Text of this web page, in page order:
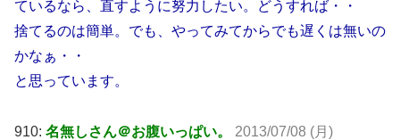
ているなら、直すように努力したい。どうすれば・・
捨てるのは簡単。でも、やってみてからでも遅くは無いの
かなぁ・・
と思っています。
910: 名無しさん＠お腹いっぱい。 2013/07/08 (月)